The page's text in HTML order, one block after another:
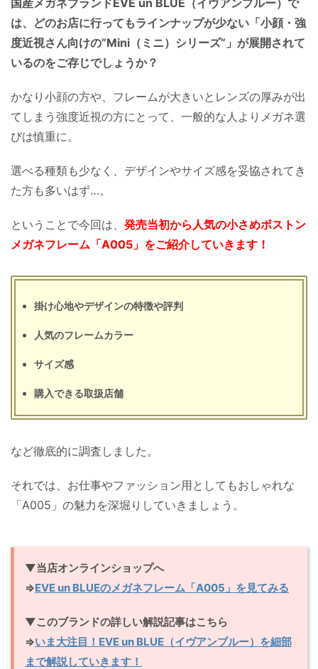
は、どのお店に行ってもラインナップが少ない「小顔・強
度近視さん向けの”Mini（ミニ）シリーズ”」が展開されて
いるのをご存じでしょうか？
かなり小顔の方や、フレームが大きいとレンズの厚みが出
てしまう強度近視の方にとって、一般的な人よりメガネ選
びは慎重に。
選べる種類も少なく、デザインやサイズ感を妥協されてき
た方も多いはず…。
ということで今回は、 発売当初から人気の小さめボストン
メガネフレーム「A005」をご紹介していきます！
掛け心地やデザインの特徴や評判
人気のフレームカラー
サイズ感
購入できる取扱店舗
など徹底的に調査しました。
それでは、お仕事やファッション用としてもおしゃれな
「A005」の魅力を深堀りしていきましょう。
▼当店オンラインショップへ
⇒EVE un BLUEのメガネフレーム「A005」を見てみる
▼このブランドの詳しい解説記事はこちら
⇒いま大注目！EVE un BLUE（イヴアンブルー）を細部
まで解説していきます！